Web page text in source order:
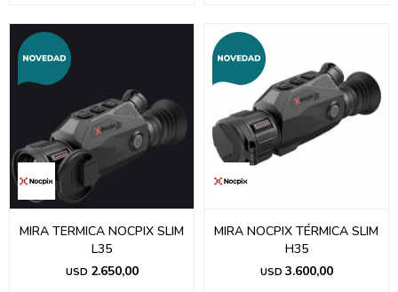
MIRA TERMICA NOCPIX SLIM
L35
USD 2.650,00
MIRA NOCPIX TÉRMICA SLIM
H35
USD 3.600,00